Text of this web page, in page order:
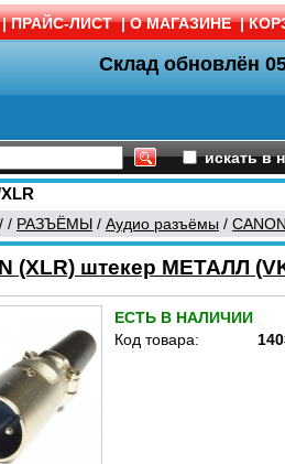
| ПРАЙС-ЛИСТ | О МАГАЗИНЕ |
Склад обновлён
искать в
/ / РАЗЪЁМЫ / Аудио разъёмы /
(XLR) штекер МЕТАЛЛ
ЕСТЬ В НАЛИЧИИ
Код товара: